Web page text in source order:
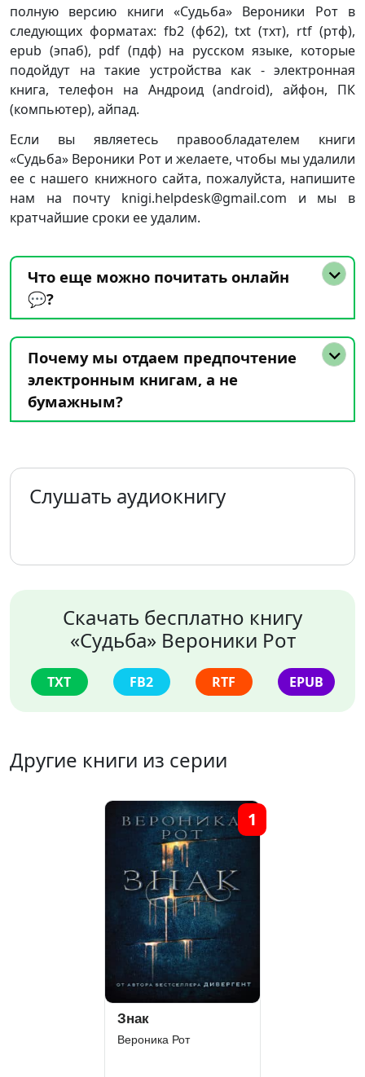
полную версию книги «Судьба» Вероники Рот в
следующих форматах: fb2 (фб2), txt (тхт), rtf (ртф),
epub (эпаб), pdf (пдф) на русском языке, которые
подойдут на такие устройства как - электронная
книга, телефон на Андроид (android), айфон, ПК
(компьютер), айпад.
Если вы являетесь правообладателем книги
«Судьба» Вероники Рот и желаете, чтобы мы удалили
ее с нашего книжного сайта, пожалуйста, напишите
нам на почту knigi.helpdesk@gmail.com и мы в
кратчайшие сроки ее удалим.
Что еще можно почитать онлайн
💬?
Почему мы отдаем предпочтение
электронным книгам, а не
бумажным?
Слушать аудиокнигу
Скачать бесплатно книгу
«Судьба» Вероники Рот
TXT FB2 RTF EPUB
Другие книги из серии
Знак
Вероника Рот
1